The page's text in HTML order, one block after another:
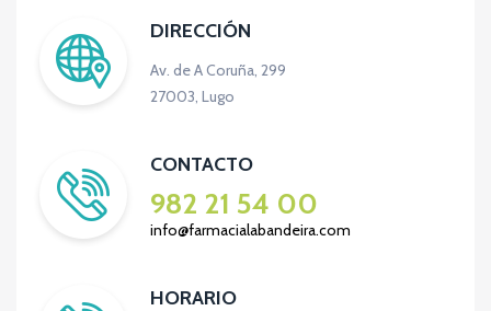
DIRECCIÓN
Av. de A Coruña, 299
27003, Lugo
CONTACTO
982 21 54 00
info@farmacialabandeira.com
HORARIO